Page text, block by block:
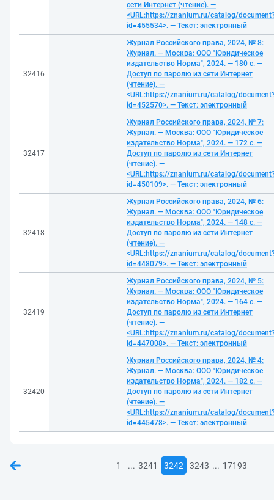
сети Интернет (чтение). —
<URL:https://znanium.ru/catalog/
id=455534>. — Текст: электронный
32416
Журнал Российского права, 2024, № 8:
Журнал. — Москва: ООО "Юридическое
издательство Норма", 2024. — 180 с. —
Доступ по паролю из сети Интернет
(чтение). —
<URL:https://znanium.ru/catalog/
id=452570>. — Текст: электронный
32417
Журнал Российского права, 2024, № 7:
Журнал. — Москва: ООО "Юридическое
издательство Норма", 2024. — 172 с. —
Доступ по паролю из сети Интернет
(чтение). —
<URL:https://znanium.ru/catalog/
id=450109>. — Текст: электронный
32418
Журнал Российского права, 2024, № 6:
Журнал. — Москва: ООО "Юридическое
издательство Норма", 2024. — 148 с. —
Доступ по паролю из сети Интернет
(чтение). —
<URL:https://znanium.ru/catalog/
id=448079>. — Текст: электронный
32419
Журнал Российского права, 2024, № 5:
Журнал. — Москва: ООО "Юридическое
издательство Норма", 2024. — 164 с. —
Доступ по паролю из сети Интернет
(чтение). —
<URL:https://znanium.ru/catalog/
id=447008>. — Текст: электронный
32420
Журнал Российского права, 2024, № 4:
Журнал. — Москва: ООО "Юридическое
издательство Норма", 2024. — 182 с. —
Доступ по паролю из сети Интернет
(чтение). —
<URL:https://znanium.ru/catalog/
id=445478>. — Текст: электронный
1 ... 3241 3242 3243 ... 17193